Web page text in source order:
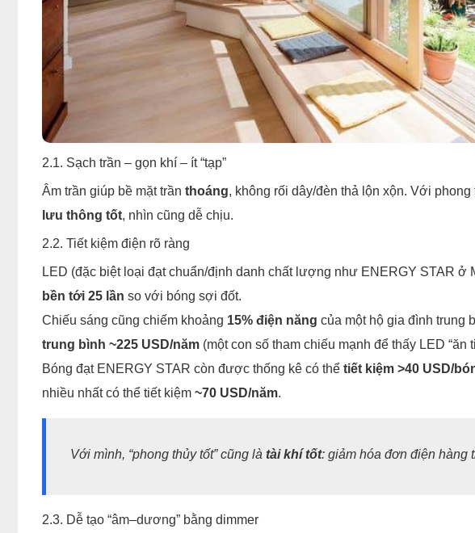
2.1. Sạch trần – gọn khí – ít “tạp”
Âm trần giúp bề mặt trần thoáng, không rối dây/đèn thả lộn xộn. Với
lưu thông tốt, nhìn cũng dễ chịu.
2.2. Tiết kiệm điện rõ ràng
LED (đặc biệt loại đạt chuẩn/định danh chất lượng như ENERGY STAR ở
bền tới 25 lần so với bóng sợi đốt.
Chiếu sáng cũng chiếm khoảng 15% điện năng của một hộ gia đình trung
trung bình ~225 USD/năm (một con số tham chiếu mạnh để thấy LED “ăn
Bóng đạt ENERGY STAR còn được thống kê có thể tiết kiệm >40 USD/
nhiều nhất có thể tiết kiệm ~70 USD/năm.
Với mình, “phong thủy tốt” cũng là tài khí tốt: giảm hóa đơn điện hàng
2.3. Dễ tạo “âm–dương” bằng dimmer